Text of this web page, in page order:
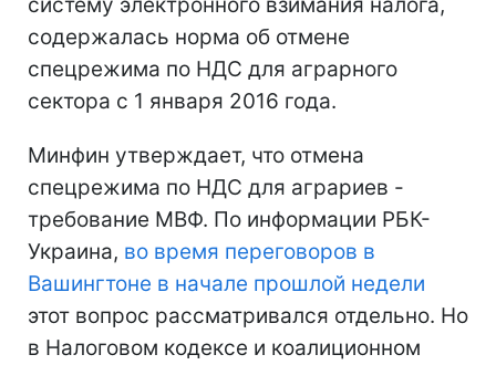
содержалась норма об отмене
спецрежима по НДС для аграрного
сектора с 1 января 2016 года.
Минфин утверждает, что отмена
спецрежима по НДС для аграриев -
требование МВФ. По информации РБК-
Украина, во время переговоров в
Вашингтоне в начале прошлой недели
этот вопрос рассматривался отдельно. Но
в Налоговом кодексе и коалиционном